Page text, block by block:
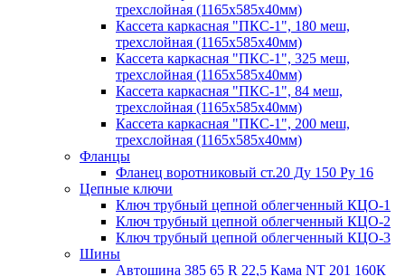
трехслойная (1165х585х40мм)
Кассета каркасная "ПКС-1", 180 меш,
трехслойная (1165х585х40мм)
Кассета каркасная "ПКС-1", 325 меш,
трехслойная (1165х585х40мм)
Кассета каркасная "ПКС-1", 84 меш,
трехслойная (1165х585х40мм)
Кассета каркасная "ПКС-1", 200 меш,
трехслойная (1165х585х40мм)
Фланцы
Фланец воротниковый ст.20 Ду 150 Ру 16
Цепные ключи
Ключ трубный цепной облегченный КЦО-1
Ключ трубный цепной облегченный КЦО-2
Ключ трубный цепной облегченный КЦО-3
Шины
Автошина 385 65 R 22,5 Кама NT 201 160К